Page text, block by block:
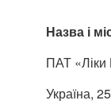
Назва і
ПАТ «Ліки
Україна,